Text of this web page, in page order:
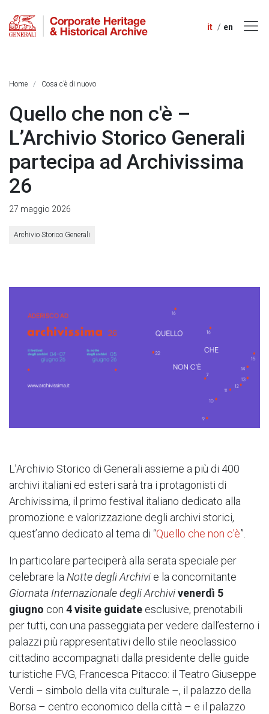
it en
Home Cosa c’è di nuovo
Quello che non c'è –
L’Archivio Storico Generali
partecipa ad Archivissima
26
27 maggio 2026
Archivio Storico Generali
L’Archivio Storico di Generali assieme a più di 400
archivi italiani ed esteri sarà tra i protagonisti di
Archivissima, il primo festival italiano dedicato alla
promozione e valorizzazione degli archivi storici,
quest’anno dedicato al tema di “Quello che non c'è”.
In particolare parteciperà alla serata speciale per
celebrare laNotte degli Archivi e la concomitante
Giornata Internazionale degli Archivivenerdì 5
giugno con 4 visite guidate esclusive, prenotabili
per tutti, con una passeggiata per vedere dall’esterno i
palazzi più rappresentativi dello stile neoclassico
cittadino accompagnati dalla presidente delle guide
turistiche FVG, Francesca Pitacco: il Teatro Giuseppe
Verdi – simbolo della vita culturale –, il palazzo della
Borsa – centro economico della città – e il palazzo